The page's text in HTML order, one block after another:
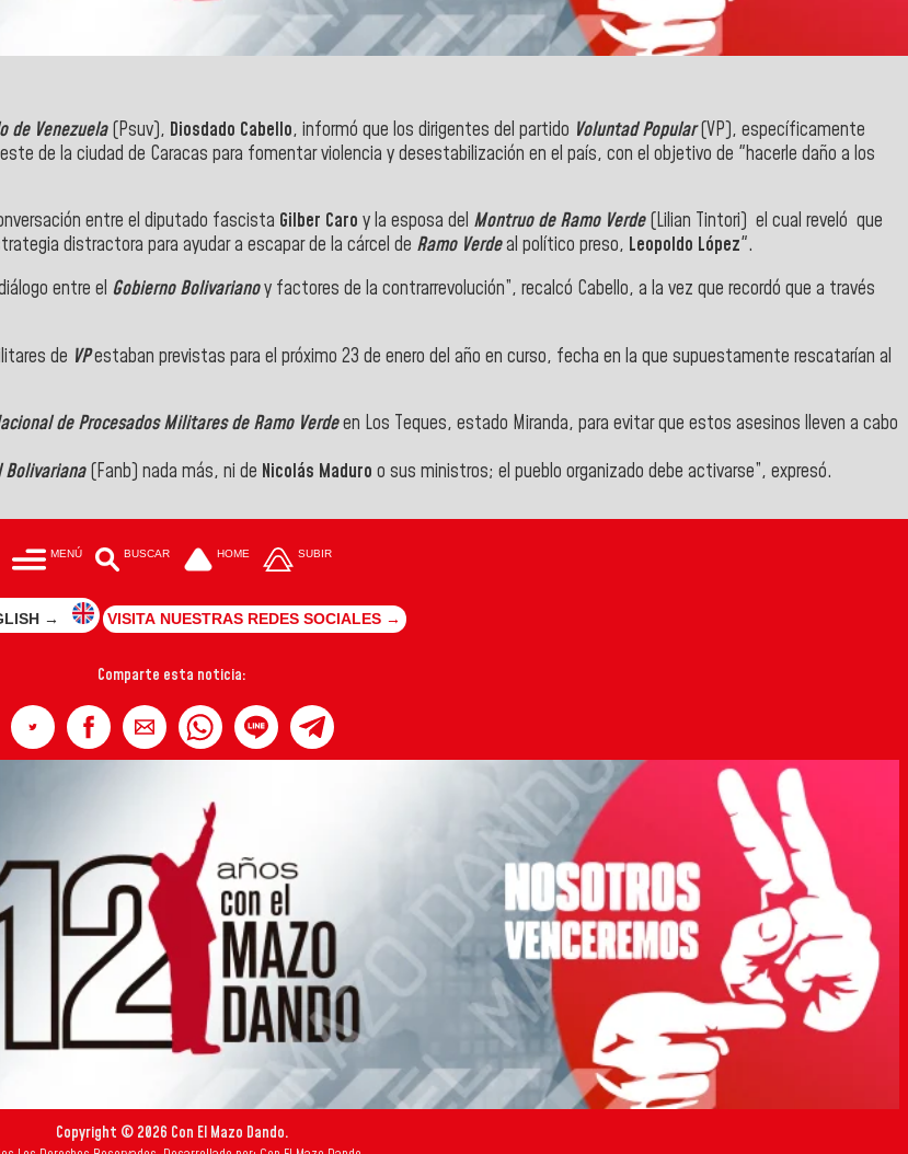
de Venezuela (Psuv), Diosdado Cabello, informó que los dirigentes del partido Voluntad Popular (VP), específicamente
de la ciudad de Caracas para fomentar violencia y desestabilización en el país, con el objetivo de "hacerle daño a los
entre el diputado fascista Gilber Caro y la esposa del Montruo de Ramo Verde(Lilian Tintori) el cual reveló que
distractora para ayudar a escapar de la cárcel de Ramo Verdeal político preso, Leopoldo López".
entre el Gobierno Bolivarianoy factores de la contrarrevolución”, recalcó Cabello, a la vez que recordó que a través
de VPestaban previstas para el próximo 23 de enero del año en curso, fecha en la que supuestamente rescatarían al
de Procesados Militares de Ramo Verdeen Los Teques, estado Miranda, para evitar que estos asesinos lleven a cabo
Bolivariana(Fanb) nada más, ni de Nicolás Maduro o sus ministros; el pueblo organizado debe activarse”, expresó.
MENÚ BUSCAR HOME SUBIR
→ VISITA NUESTRAS REDES SOCIALES →
Comparte esta noticia:
Copyright © 2026 Con El Mazo Dando.